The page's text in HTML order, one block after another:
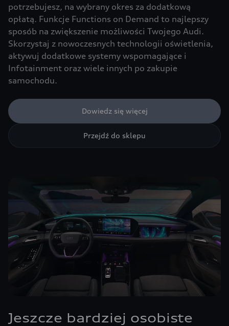
potrzebujesz, na wybrany okres za dodatkową
opłatą. Funkcje Functions on Demand to najlepszy
sposób na zwiększenie możliwości Twojego Audi.
Skorzystaj z nowoczesnych technologii oświetlenia,
aktywuj dodatkowe systemy wspomagające i
Infotainment oraz wiele innych po zakupie
samochodu.
Dowiedz się więcej
Przejdź do sklepu
Jeszcze bardziej osobiste